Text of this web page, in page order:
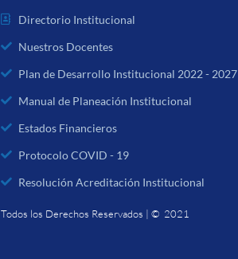
Directorio Institucional
Nuestros Docentes
Plan de Desarrollo Institucional 2022 - 2027
Manual de Planeación Institucional
Estados Financieros
Protocolo COVID - 19
Resolución Acreditación Institucional
Todos los Derechos Reservados | © 2021